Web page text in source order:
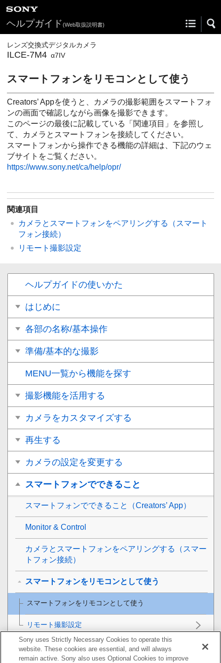
ヘルプガイド(Web取扱説明書)
レンズ交換式デジタルカメラ
ILCE-7M4 α7IV
スマートフォンをリモコンとして使う
Creators’ Appを使うと、カメラの撮影範囲をスマートフォ
ンの画⾯で確認しながら画像を撮影できます。
このページの最後に記載している「 関連項目 」を参照し
て、カメラとスマートフォンを接続してください。
スマートフォンから操作できる機能の詳細は、下記のウェ
ブサイトをご覧ください。
https://www.sony.net/ca/help/opr/
関連項目
カメラとスマートフォンをペアリングする（ スマート
フォン接続）
リモート撮影設定
ヘルプガイドの使いかた
はじめに
各部の名称/基本操作
準備/基本的な撮影
MENU一覧から機能を探す
撮影機能を活用する
カメラをカスタマイズする
再生する
カメラの設定を変更する
スマートフォンでできること
スマートフォンでできること（Creators’ App）
Monitor & Control
カメラとスマートフォンをペアリングする（ スマー
トフォン接続）
スマートフォンをリモコンとして使う
スマートフォンをリモコンとして使う
リモート撮影設定
スマートフォンに画像を転送する
Sony uses Strictly Necessary Cookies to operate this
website. These cookies are essential, and will always
remain active. Sony also uses Optional Cookies to improve